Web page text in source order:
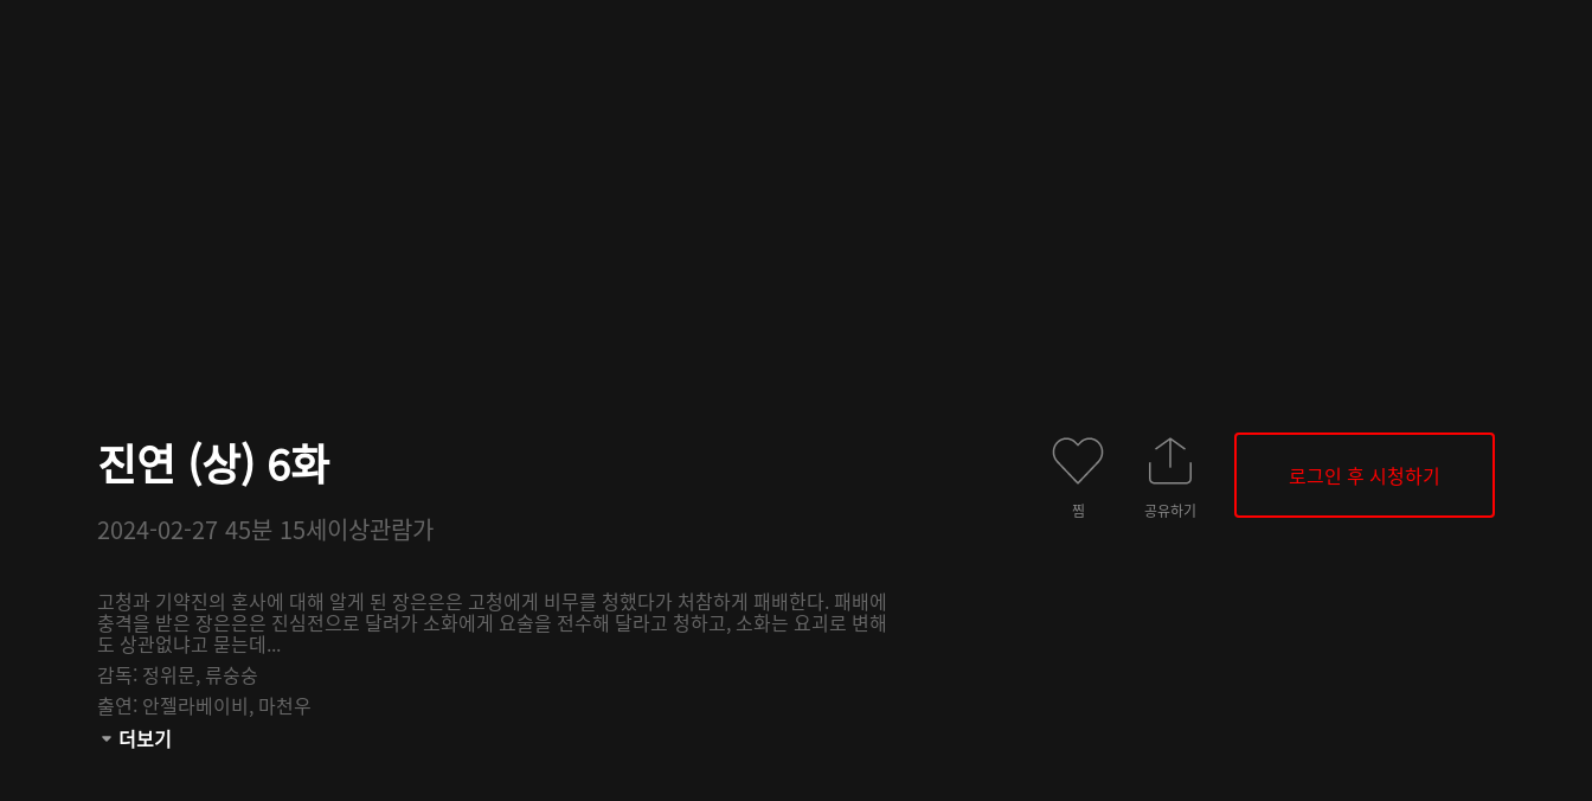
진연 (상) 6화
2024-02-27 45분 15세이상관람가
고청과 기약진의 혼사에 대해 알게 된 장은은은 고청에게 비무를 청했다가 처참하게 패배한다. 패배에
충격을 받은 장은은은 진심전으로 달려가 소화에게 요술을 전수해 달라고 청하고, 소화는 요괴로 변해
도 상관없냐고 묻는데...
감독: 정위문, 류숭숭
출연: 안젤라베이비, 마천우
관람등급:
더보기
찜 공유하기
로그인 후 시청하기